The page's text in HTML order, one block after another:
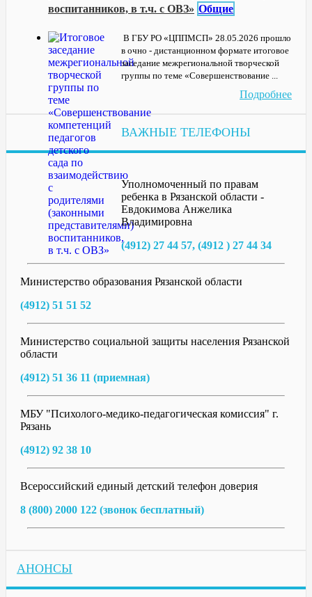
воспитанников, в т.ч. с ОВЗ» Общие
В ГБУ РО «ЦППМСП» 28.05.2026 прошло
в очно - дистанционном формате итоговое
заседание межрегиональной творческой
группы по теме «Совершенствование ...
Подробнее
ВАЖНЫЕ ТЕЛЕФОНЫ
Уполномоченный по правам
ребенка в Рязанской области -
Евдокимова Анжелика
Владимировна
(4912) 27 44 57, (4912 ) 27 44 34
Министерство образования Рязанской области
(4912) 51 51 52
Министерство социальной защиты населения Рязанской
области
(4912) 51 36 11 (приемная)
МБУ "Психолого-медико-педагогическая комиссия" г.
Рязань
(4912) 92 38 10
Всероссийский единый детский телефон доверия
8 (800) 2000 122 (звонок бесплатный)
АНОНСЫ